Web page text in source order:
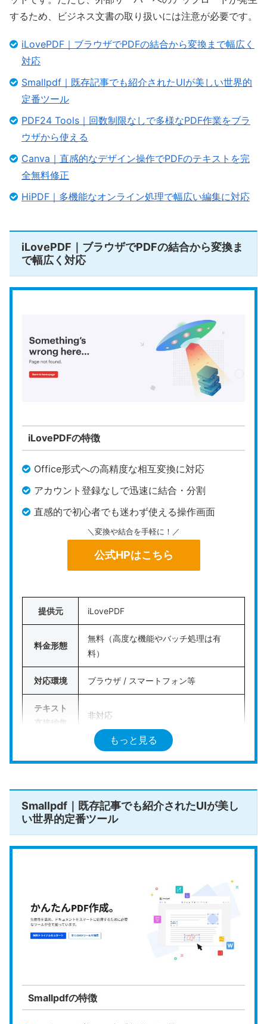
するため、ビジネス文書の取り扱いには注意が必要です。
iLovePDF｜ブラウザでPDFの結合から変換まで幅広く
対応
Smallpdf｜既存記事でも紹介されたUIが美しい世界的
定番ツール
PDF24 Tools｜回数制限なしで多様なPDF作業をブラ
ウザから使える
Canva｜直感的なデザイン操作でPDFのテキストを完
全無料修正
HiPDF｜多機能なオンライン処理で幅広い編集に対応
iLovePDF｜ブラウザでPDFの結合から変換ま
で幅広く対応
iLovePDFの特徴
Office形式への高精度な相互変換に対応
アカウント登録なしで迅速に結合・分割
直感的で初心者でも迷わず使える操作画面
＼変換や結合を手軽に！／
公式HPはこちら
提供元 iLovePDF
料金形態
無料（高度な機能やバッチ処理は有
料）
対応環境 ブラウザ / スマートフォン等
テキスト
直接編集
非対応
作（結
透かし
（ウォー
ターマー
なし
量制限
あり（ファイルサイズや一括処理数に
上限）
ローカル
iLovePDFは、ブラウザ上でPDFに関する多彩な操
もっと見る
Smallpdf｜既存記事でも紹介されたUIが美し
い世界的定番ツール
Smallpdfの特徴